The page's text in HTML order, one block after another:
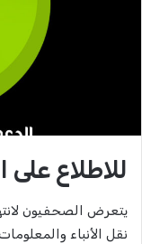
للاطلاع على
يتعرض الصحفيون
نقل الأنباء